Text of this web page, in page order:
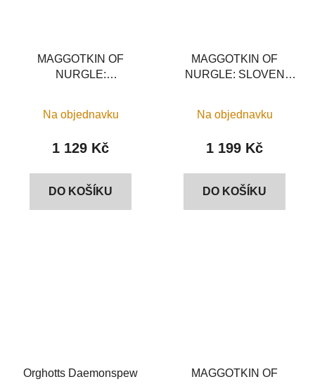
MAGGOTKIN OF
NURGLE:
Na objednavku
1 129 Kč
DO KOŠÍKU
MAGGOTKIN OF
NURGLE: SLOVEN
Na objednavku
1 199 Kč
DO KOŠÍKU
Orghotts Daemonspew
MAGGOTKIN OF